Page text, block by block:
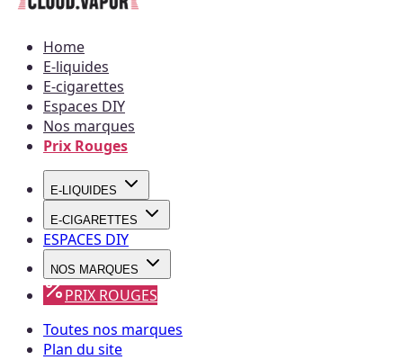
Home
E-liquides
E-cigarettes
Espaces DIY
Nos marques
Prix Rouges
E-LIQUIDES
E-CIGARETTES
ESPACES DIY
NOS MARQUES
PRIX ROUGES
Toutes nos marques
Plan du site